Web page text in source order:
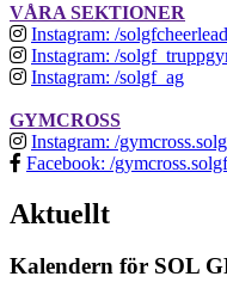
VÅRA SEKTIONER
Instagram: /
Instagram: /
Instagram: /solgf_ag
GYMCROSS
Instagram: /
Facebook: /gymcross.solgf
Aktuellt
Kalendern för SOL